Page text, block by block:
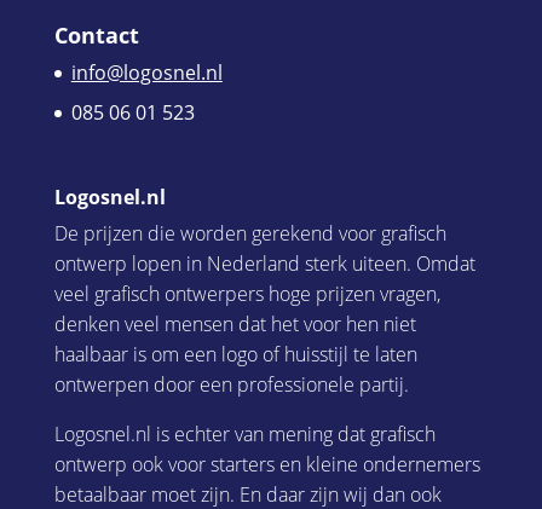
Contact
info@logosnel.nl
085 06 01 523
Logosnel.nl
De prijzen die worden gerekend voor grafisch
ontwerp lopen in Nederland sterk uiteen. Omdat
veel grafisch ontwerpers hoge prijzen vragen,
denken veel mensen dat het voor hen niet
haalbaar is om een logo of huisstijl te laten
ontwerpen door een professionele partij.
Logosnel.nl is echter van mening dat grafisch
ontwerp ook voor starters en kleine ondernemers
betaalbaar moet zijn. En daar zijn wij dan ook